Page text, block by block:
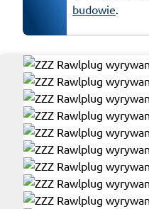
budowie